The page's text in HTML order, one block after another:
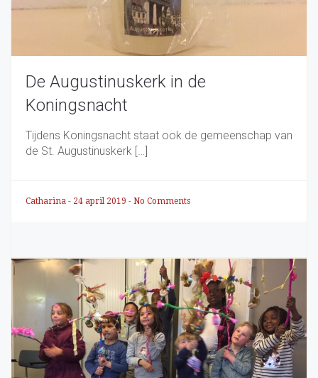
De Augustinuskerk in de
Koningsnacht
Tijdens Koningsnacht staat ook de gemeenschap van
de St. Augustinuskerk […]
Catharina - 24 april 2019 - No Comments